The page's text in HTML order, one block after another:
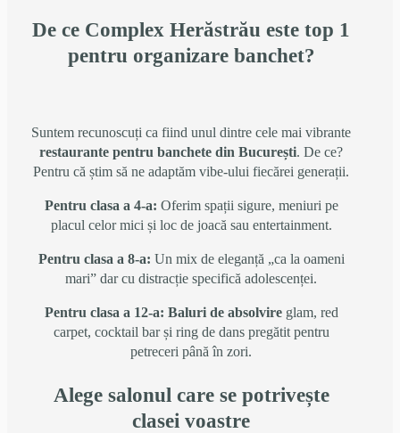
De ce Complex Herăstrău este top 1
pentru organizare banchet?
Suntem recunoscuți ca fiind unul dintre cele mai vibrante
restaurante pentru banchete din București. De ce?
Pentru că știm să ne adaptăm vibe-ului fiecărei generații.
Pentru clasa a 4-a: Oferim spații sigure, meniuri pe
placul celor mici și loc de joacă sau entertainment.
Pentru clasa a 8-a: Un mix de eleganță „ca la oameni
mari” dar cu distracție specifică adolescenței.
Pentru clasa a 12-a: Baluri de absolvireglam, red
carpet, cocktail bar și ring de dans pregătit pentru
petreceri până în zori.
Alege salonul care se potrivește
clasei voastre